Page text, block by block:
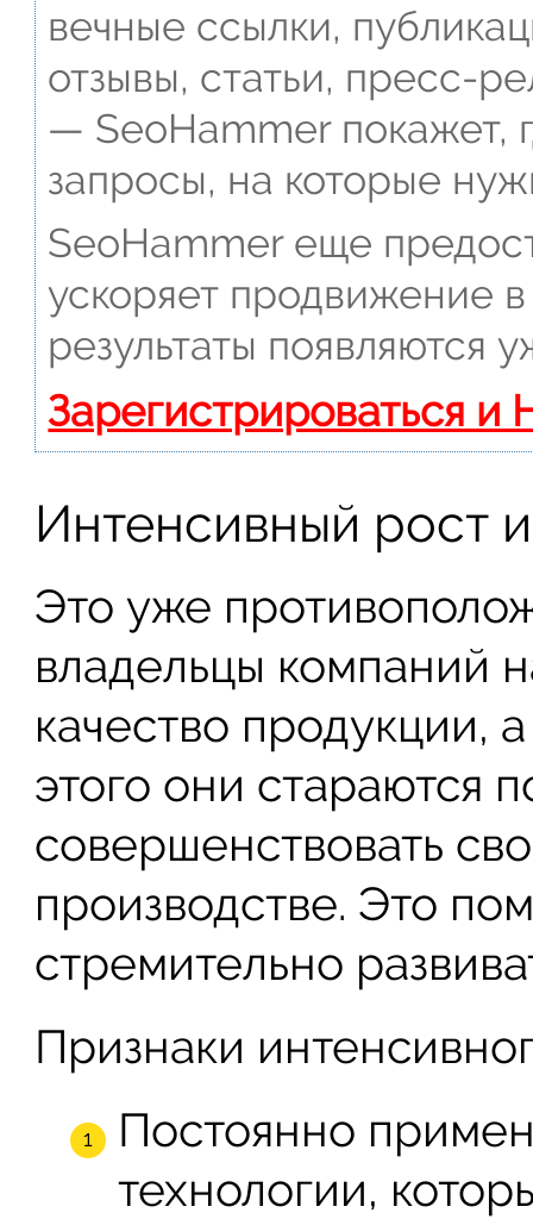
вечные ссылки,
отзывы, статьи, пресс-
— SeoHammer покажет,
запросы, на которые
SeoHammer еще
ускоряет продвижение
результаты появляются
Зарегистрироваться и
Интенсивный рост
Это уже
владельцы компаний
качество продукции,
этого они стараются
совершенствовать
производстве. Это
стремительно
Признаки
Постоянно
технологии,